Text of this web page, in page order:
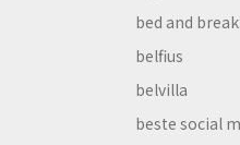
bed and
belfius
belvilla
beste social